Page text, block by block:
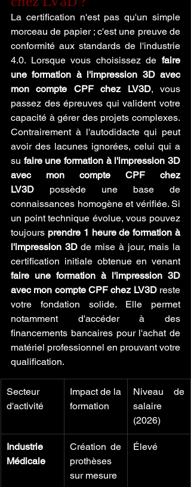
La certification n'est pas qu'un simple
morceau de papier ; c'est une preuve de
conformité aux standards de l'industrie
4.0. Lorsque vous choisissez de faire
une formation à l'impression 3D avec
mon compte CPF chez LV3D, vous
passez des épreuves qui valident votre
capacité à gérer des projets complexes.
Contrairement à l'autodidacte qui peut
avoir des lacunes ignorées, celui qui a
su faire une formation à l'impression 3D
avec mon compte CPF chez
LV3D possède une base de
connaissances homogène et vérifiée. Si
un point technique évolue, vous pouvez
toujours prendre 1 heure de formation à
l'impression 3D de mise à jour, mais la
certification initiale obtenue en venant
faire une formation à l'impression 3D
avec mon compte CPF chez LV3D reste
votre fondation solide. Elle permet
notamment d'accéder à des
financements bancaires pour l'achat de
matériel professionnel en prouvant votre
qualification.
Secteur
d'activité
Impact de la
formation
Niveau de
salaire
(2026)
Industrie
Médicale
Création de
prothèses
sur mesure
Élevé